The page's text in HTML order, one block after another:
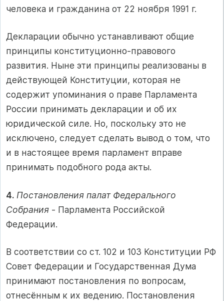
человека и гражданина от 22 ноября 1991 г.
Декларации обычно устанавливают общие
принципы конституционно-правового
развития. Ныне эти принципы реализованы в
действующей Конституции, которая не
содержит упоминания о праве Парламента
России принимать декларации и об их
юридической силе. Но, поскольку это не
исключено, следует сделать вывод о том, что
и в настоящее время парламент вправе
принимать подобного рода акты.
4. Постановления палат Федерального
Собрания ‑ Парламента Российской
Федерации.
В соответствии со ст. 102 и 103 Конституции РФ
Совет Федерации и Государственная Дума
принимают постановления по вопросам,
отнесённым к их ведению. Постановления